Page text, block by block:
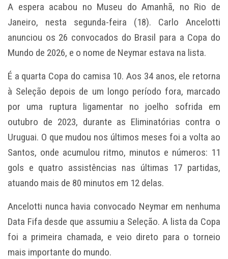
A espera acabou no Museu do Amanhã, no Rio de
Janeiro, nesta segunda-feira (18). Carlo Ancelotti
anunciou os 26 convocados do Brasil para a Copa do
Mundo de 2026, e o nome de Neymar estava na lista.
É a quarta Copa do camisa 10. Aos 34 anos, ele retorna
à Seleção depois de um longo período fora, marcado
por uma ruptura ligamentar no joelho sofrida em
outubro de 2023, durante as Eliminatórias contra o
Uruguai. O que mudou nos últimos meses foi a volta ao
Santos, onde acumulou ritmo, minutos e números: 11
gols e quatro assistências nas últimas 17 partidas,
atuando mais de 80 minutos em 12 delas.
Ancelotti nunca havia convocado Neymar em nenhuma
Data Fifa desde que assumiu a Seleção. A lista da Copa
foi a primeira chamada, e veio direto para o torneio
mais importante do mundo.